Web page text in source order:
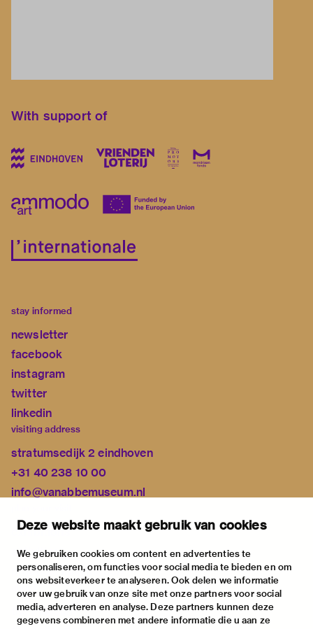
Deze website maakt gebruik van cookies
We gebruiken cookies om content en advertenties te
personaliseren, om functies voor social media te bieden en om
ons websiteverkeer te analyseren. Ook delen we informatie
over uw gebruik van onze site met onze partners voor social
media, adverteren en analyse. Deze partners kunnen deze
gegevens combineren met andere informatie die u aan ze
With support of
stay informed
newsletter
facebook
instagram
twitter
linkedin
visiting address
stratumsedijk 2 eindhoven
+31 40 238 10 00
info@vanabbemuseum.nl
exhibitions
activities
practical information
about
the museum